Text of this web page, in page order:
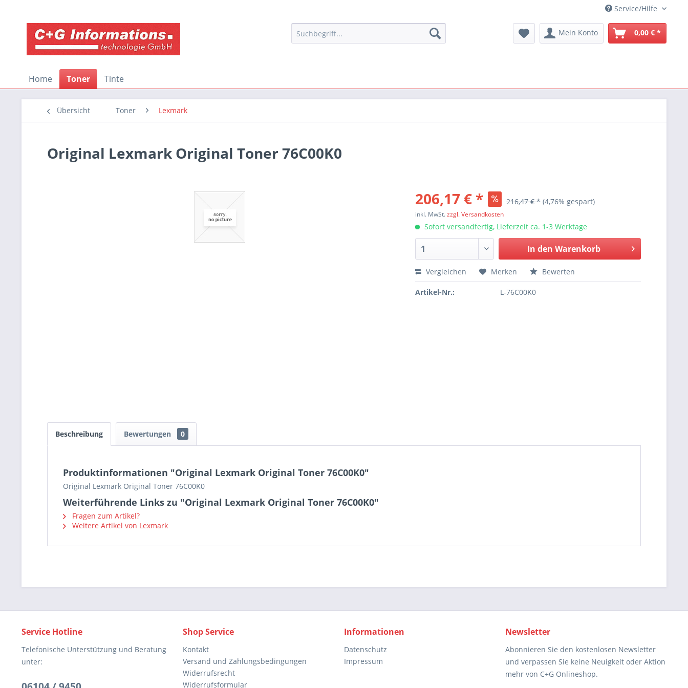
Service/Hilfe
Mein Konto 0,00 € *
Home Toner Tinte
Übersicht Toner Lexmark
Original Lexmark Original Toner 76C00K0
206,17 € * 216,47 € * (4,76% gespart)
inkl. MwSt.zzgl. Versandkosten
Sofort versandfertig, Lieferzeit ca. 1-3 Werktage
In den Warenkorb
Vergleichen Merken Bewerten
Artikel-Nr.: L-76C00K0
Beschreibung Bewertungen 0
Produktinformationen "Original Lexmark Original Toner 76C00K0"
Original Lexmark Original Toner 76C00K0
Weiterführende Links zu "Original Lexmark Original Toner 76C00K0"
Fragen zum Artikel?
Weitere Artikel von Lexmark
Service Hotline
Telefonische Unterstützung und Beratung
unter:
Shop Service
Kontakt
Versand und Zahlungsbedingungen
Widerrufsrecht
Widerrufsformular
Informationen
Datenschutz
Impressum
Newsletter
Abonnieren Sie den kostenlosen Newsletter
und verpassen Sie keine Neuigkeit oder Aktion
mehr von C+G Onlineshop.